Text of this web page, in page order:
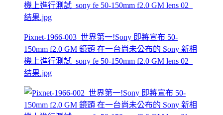
Pixnet-1966-003_世界第一!Sony 即將宣布 50-
150mm f2.0 GM 鏡頭 在一台尚未公布的 Sony 新相
機上進行測試_sony fe 50-150mm f2.0 GM lens 02_
结果.jpg